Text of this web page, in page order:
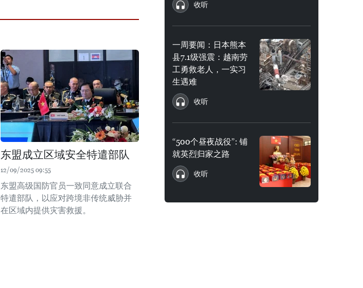
东盟成立区域安全特遣部队
12/09/2025 09:55
东盟高级国防官员一致同意成立联合
特遣部队，以应对跨境非传统威胁并
在区域内提供灾害救援。
收听
一周要闻：日本熊本
县7.1级强震：越南劳
工勇救老人，一实习
生遇难
收听
“500个昼夜战役”: 铺
就英烈归家之路
收听